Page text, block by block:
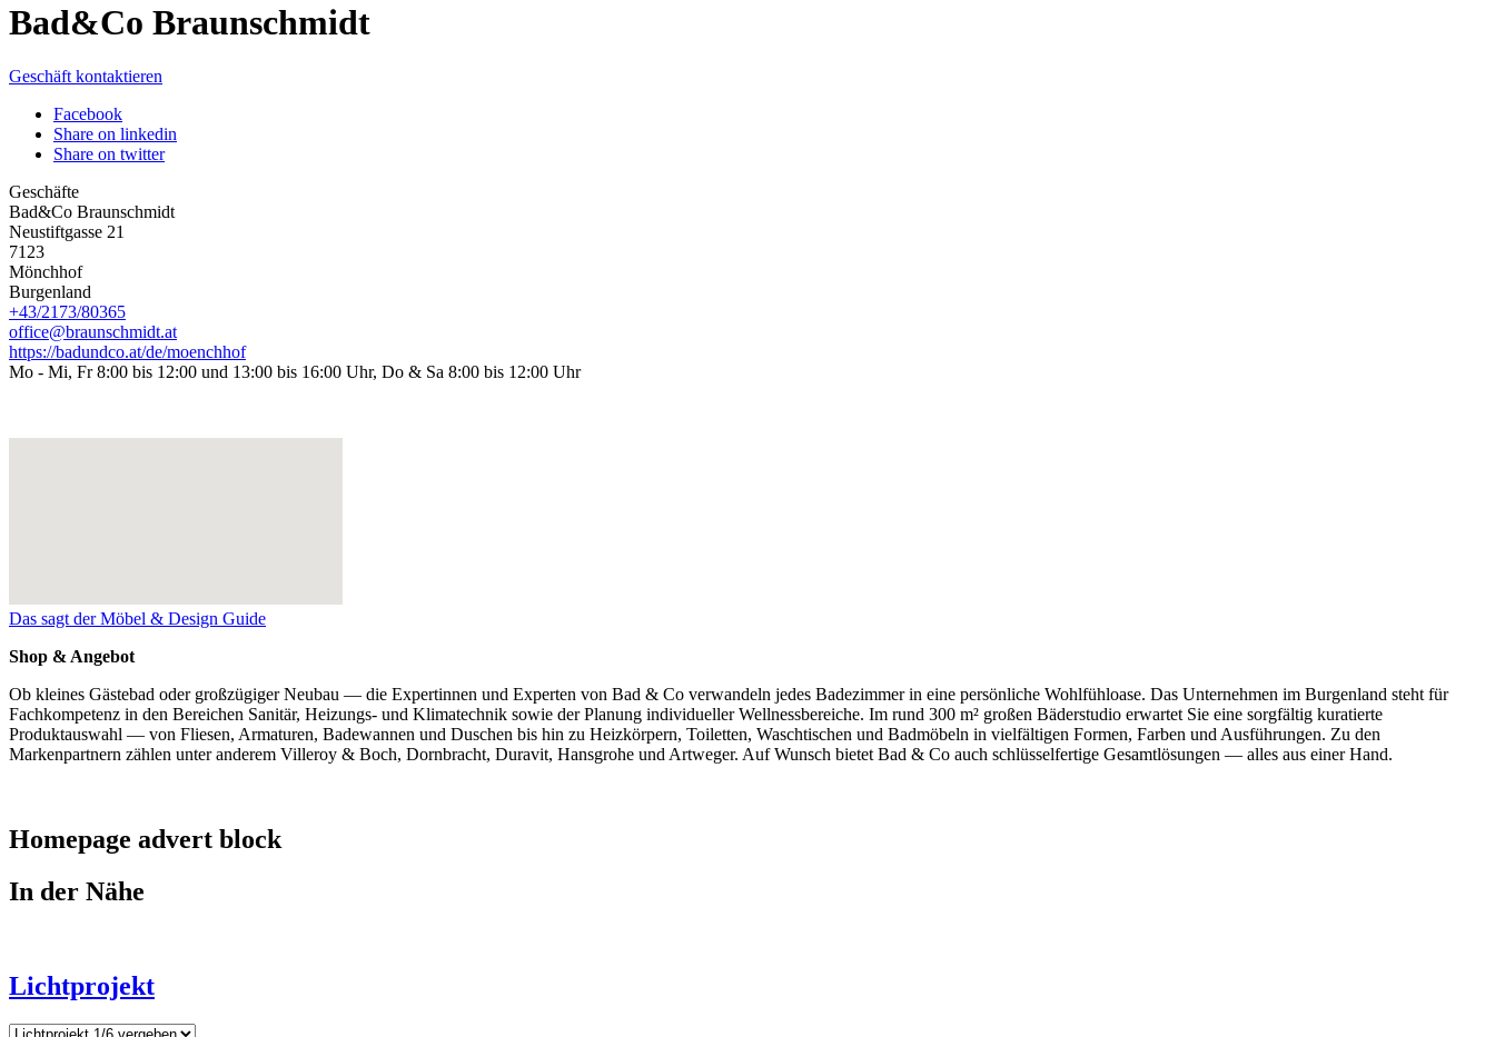
Bad&Co Braunschmidt
Geschäft kontaktieren
Facebook
Share on linkedin
Share on twitter
Geschäfte
Bad&Co Braunschmidt
Neustiftgasse 21
7123
Mönchhof
Burgenland
+43/2173/80365
office@braunschmidt.at
https://badundco.at/de/moenchhof
Mo - Mi, Fr 8:00 bis 12:00 und 13:00 bis 16:00 Uhr, Do & Sa 8:00 bis 12:00 Uhr
Das sagt der Möbel & Design Guide
Shop & Angebot
Ob kleines Gästebad oder großzügiger Neubau — die Expertinnen und Experten von Bad & Co verwandeln jedes Badezimmer in eine persönliche Wohlfühloase. Das Unternehmen im Burgenland steht für
Fachkompetenz in den Bereichen Sanitär, Heizungs- und Klimatechnik sowie der Planung individueller Wellnessbereiche. Im rund 300 m² großen Bäderstudio erwartet Sie eine sorgfältig kuratierte
Produktauswahl — von Fliesen, Armaturen, Badewannen und Duschen bis hin zu Heizkörpern, Toiletten, Waschtischen und Badmöbeln in vielfältigen Formen, Farben und Ausführungen. Zu den
Markenpartnern zählen unter anderem Villeroy & Boch, Dornbracht, Duravit, Hansgrohe und Artweger. Auf Wunsch bietet Bad & Co auch schlüsselfertige Gesamtlösungen — alles aus einer Hand.
Homepage advert block
In der Nähe
Lichtprojekt